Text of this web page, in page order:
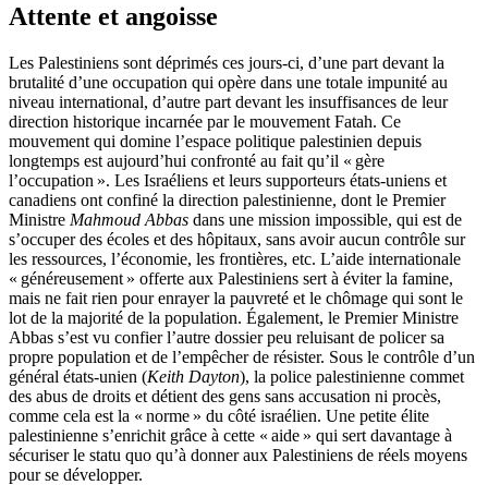
Attente et angoisse
Les Palestiniens sont déprimés ces jours-ci, d’une part devant la
brutalité d’une occupation qui opère dans une totale impunité au
niveau international, d’autre part devant les insuffisances de leur
direction historique incarnée par le mouvement Fatah. Ce
mouvement qui domine l’espace politique palestinien depuis
longtemps est aujourd’hui confronté au fait qu’il « gère
l’occupation ». Les Israéliens et leurs supporteurs états-uniens et
canadiens ont confiné la direction palestinienne, dont le Premier
Ministre Mahmoud Abbas dans une mission impossible, qui est de
s’occuper des écoles et des hôpitaux, sans avoir aucun contrôle sur
les ressources, l’économie, les frontières, etc. L’aide internationale
« généreusement » offerte aux Palestiniens sert à éviter la famine,
mais ne fait rien pour enrayer la pauvreté et le chômage qui sont le
lot de la majorité de la population. Également, le Premier Ministre
Abbas s’est vu confier l’autre dossier peu reluisant de policer sa
propre population et de l’empêcher de résister. Sous le contrôle d’un
général états-unien (Keith Dayton), la police palestinienne commet
des abus de droits et détient des gens sans accusation ni procès,
comme cela est la « norme » du côté israélien. Une petite élite
palestinienne s’enrichit grâce à cette « aide » qui sert davantage à
sécuriser le statu quo qu’à donner aux Palestiniens de réels moyens
pour se développer.